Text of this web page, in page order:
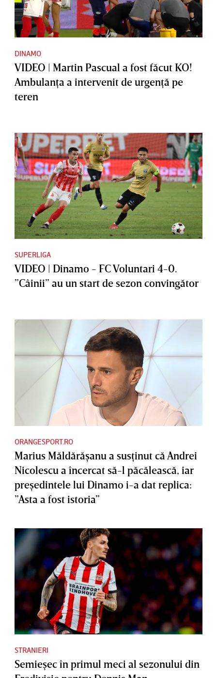
DINAMO
VIDEO | Martin Pascual a fost făcut KO!
Ambulanţa a intervenit de urgenţă pe
teren
SUPERLIGA
VIDEO | Dinamo - FC Voluntari 4-0.
”Câinii” au un start de sezon convingător
ORANGESPORT.RO
Marius Măldărăşanu a susţinut că Andrei
Nicolescu a încercat să-l păcălească, iar
preşedintele lui Dinamo i-a dat replica:
”Asta a fost istoria”
STRANIERI
Semieşec în primul meci al sezonului din